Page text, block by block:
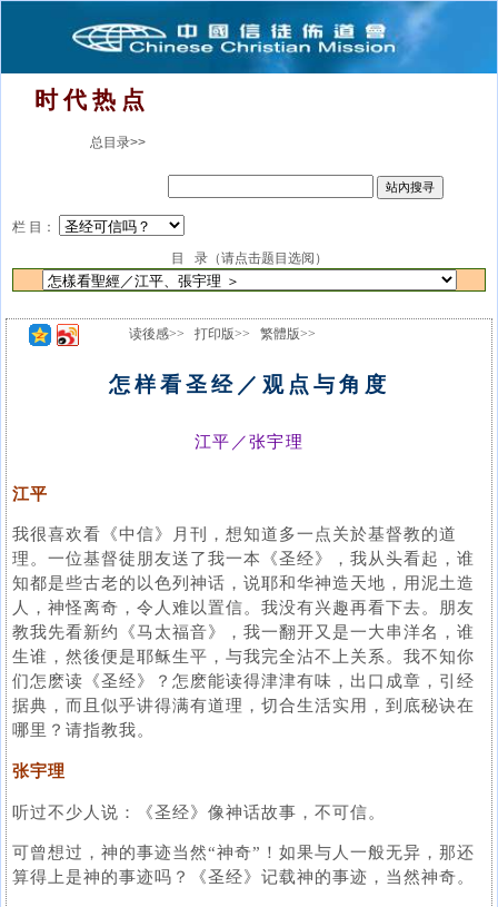
时 代 热 点
总目录>>
栏 目：
目 录（请点击题目选阅）
读後感>> 打印版>> 繁體版>>
怎样看圣经／观点与角度
江平／张宇理
江平
我很喜欢看《中信》月刊，想知道多一点关於基督教的道
理。一位基督徒朋友送了我一本《圣经》，我从头看起，谁
知都是些古老的以色列神话，说耶和华神造天地，用泥土造
人，神怪离奇，令人难以置信。我没有兴趣再看下去。朋友
教我先看新约《马太福音》，我一翻开又是一大串洋名，谁
生谁，然後便是耶稣生平，与我完全沾不上关系。我不知你
们怎麽读《圣经》？怎麽能读得津津有味，出口成章，引经
据典，而且似乎讲得满有道理，切合生活实用，到底秘诀在
哪里？请指教我。
张宇理
听过不少人说：《圣经》像神话故事，不可信。
可曾想过，神的事迹当然“神奇”！如果与人一般无异，那还
算得上是神的事迹吗？《圣经》记载神的事迹，当然神奇。